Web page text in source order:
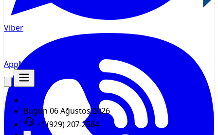
AppMsr
Bugün 06 Ağustos 2026
+1 (929) 207-2584
Viber